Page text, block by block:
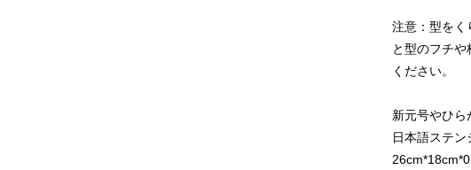
注意：型をく
と型のフチ
ください。
新元号やひら
日本語ステン